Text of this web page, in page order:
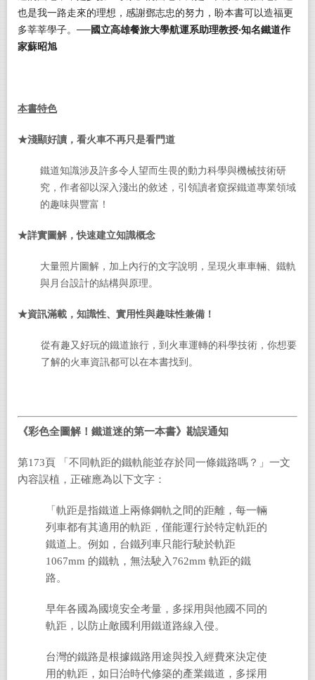
也是我一路走來的理想，感謝鄧志忠的努力，盼本書可以造福更
多莘莘學子。──國立高雄餐旅大學航運系助理教授‧知名鐵道作
家蘇昭旭
本書特色
★淺顯好讀，看火車不再只是看門道
鐵道知識涉及許多令人望而生畏的動力科學與機械技術研
究，作者卻以深入淺出的敘述，引領讀者窺探鐵道專業領域
的趣味與豐富！
★詳實圖解，快速建立知識概念
大量照片圖解，加上內行的文字說明，呈現火車車輛、鐵軌
與月台設計的結構與原理。
★資訊滿載，知識性、實用性與趣味性兼備！
從有趣又好玩的鐵道旅行，到火車運轉的科學技術，你想要
了解的火車資訊都可以在本書找到。
《彩色全圖解！鐵道迷的第一本書》勘誤通知
第173頁 「不同軌距的鐵軌能並存於同一條鐵路嗎？」一文
內容誤植，正確應為以下文字：
「軌距是指鐵道上兩條鋼軌之間的距離，每一輛
列車都有其適用的軌距，僅能運行於特定軌距的
鐵道上。例如，台鐵列車只能行駛於軌距
1067mm 的鐵軌，無法駛入762mm 軌距的鐵
路。
早年各國為國境安全考量，多採用與他國不同的
軌距，以防止敵國利用鐵道路線入侵。
台灣的鐵路是根據鐵路用途與投入經費來決定使
用的軌距，如日治時代修築的產業鐵道，多採用